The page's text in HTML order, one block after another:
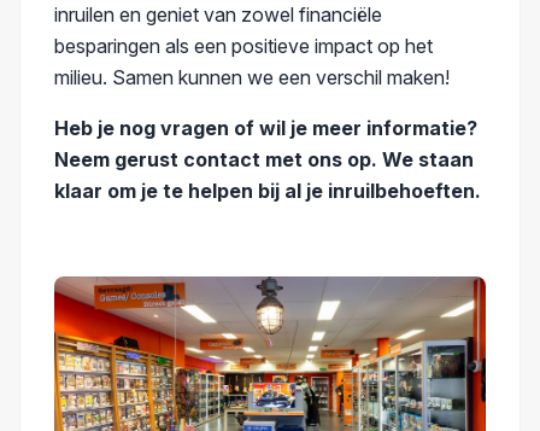
inruilen en geniet van zowel financiële
besparingen als een positieve impact op het
milieu. Samen kunnen we een verschil maken!
Heb je nog vragen of wil je meer informatie?
Neem gerust contact met ons op. We staan
klaar om je te helpen bij al je inruilbehoeften.